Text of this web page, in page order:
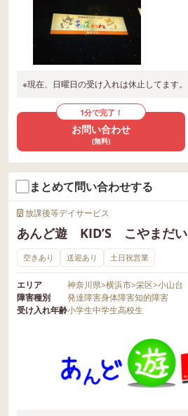
※現在、日曜日の受け入れは休止してます。
1分で完了！
お問い合わせ
(無料)
まとめて問い合わせする
放課後等デイサービス
あんど遊 KID’S こやまだい
空きあり 送迎あり 土日祝営業
エリア 神奈川県>横浜市>栄区>小山台
障害種別
発達障害身体障害知的障害
受け入れ年齢小学生中学生高校生